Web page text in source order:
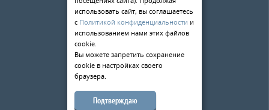
Услуги
Статьи
198084,г. Санкт-Петербург
тел.:+7 (812) 309-49-33
использовать сайт, вы соглашаетесь
с Политикой конфиденциальности и
использованием нами этих файлов
cookie.
Вы можете запретить сохранение
cookie в настройках своего
браузера.
Подтверждаю